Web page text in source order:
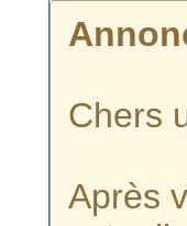
Chers
Après